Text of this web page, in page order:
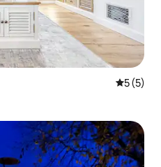
평점 5점
5 (5)